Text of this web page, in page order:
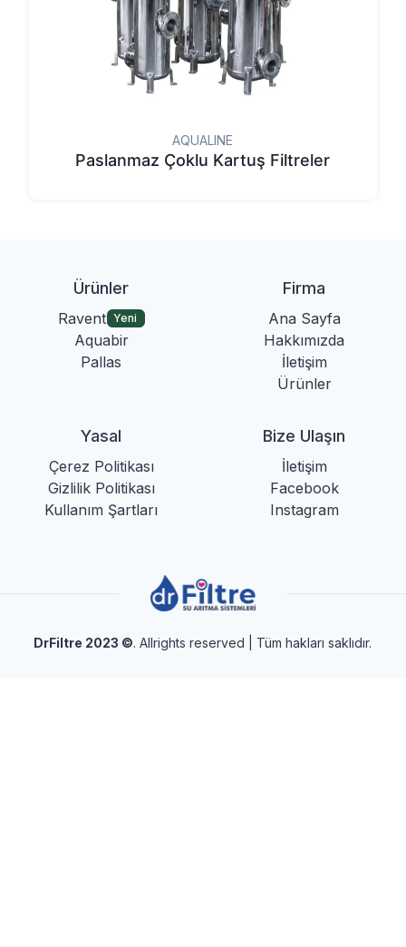
AQUALINE
Paslanmaz Çoklu Kartuş Filtreler
Ürünler
Ravent Yeni
Aquabir
Pallas
Firma
Ana Sayfa
Hakkımızda
İletişim
Ürünler
Yasal
Çerez Politikası
Gizlilik Politikası
Kullanım Şartları
Bize Ulaşın
İletişim
Facebook
Instagram
DrFiltre 2023 ©. Allrights reserved | Tüm hakları saklıdır.